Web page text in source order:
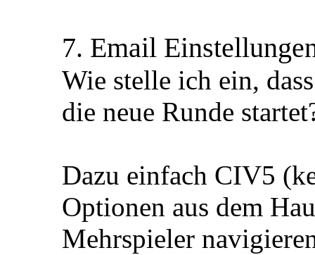
7. Email
Wie stelle ich ein,
die neue Runde
Dazu einfach CIV5
Optionen aus dem
Mehrspieler